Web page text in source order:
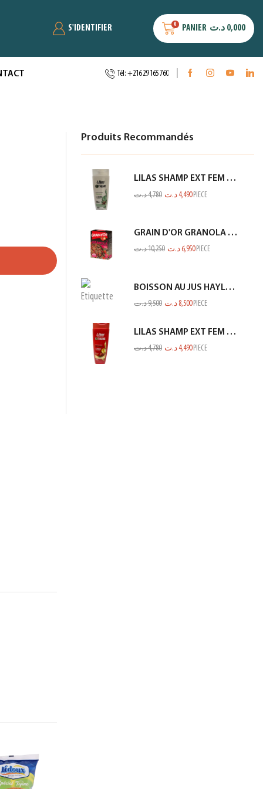
S'IDENTIFIER 0 PANIER 0,000 د.ت
Tél: +216 29 165 760
Produits Recommandés
LILAS SHAMP EXT FEM FIN ET FRAGILE BLANC 350ML
4,780د.ت 4,490 د.ت PIECE
GRAIN D'OR GRANOLA CHOCO FRAISE 300GR
10,250د.ت 6,950 د.ت PIECE
BOISSON AU JUS HAYLA KIWI BANANE 1L
9,500د.ت 8,500 د.ت PIECE
LILAS SHAMP EXT FEM COL OU MECH ROUGE 350ML
4,780د.ت 4,490 د.ت PIECE